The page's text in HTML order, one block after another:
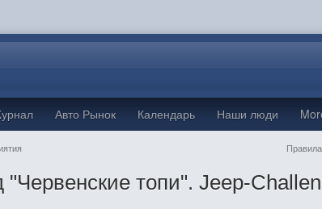
Авто Рынок Календарь Наши люди
топи". Jeep-